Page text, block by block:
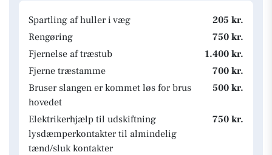
Spartling af huller i væg
205 kr.
Rengøring
750 kr.
Fjernelse af træstub
1.400 kr.
Fjerne træstamme
700 kr.
Bruser slangen er kommet løs for brus
hovedet
500 kr.
Elektrikerhjælp til udskiftning
lysdæmperkontakter til almindelig
tænd/sluk kontakter
750 kr.